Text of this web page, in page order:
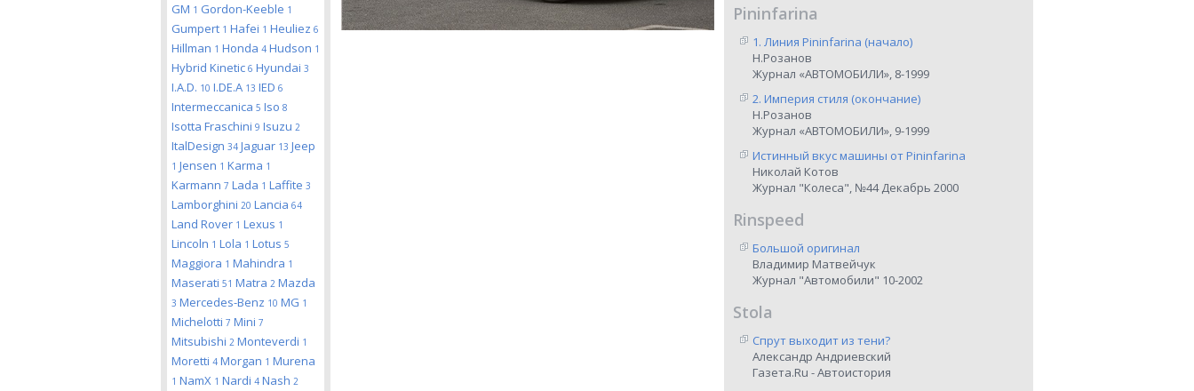
GM 1 Gordon-Keeble 1
Gumpert 1 Hafei 1 Heuliez 6
Hillman 1 Honda 4 Hudson 1
Hybrid Kinetic 6 Hyundai 3
I.A.D. 10 I.DE.A 13 IED 6
Intermeccanica 5 Iso 8
Isotta Fraschini 9 Isuzu 2
ItalDesign 34 Jaguar 13 Jeep
1 Jensen 1 Karma 1
Karmann 7 Lada 1 Laffite 3
Lamborghini 20 Lancia 64
Land Rover 1 Lexus 1
Lincoln 1 Lola 1 Lotus 5
Maggiora 1 Mahindra 1
Maserati 51 Matra 2 Mazda
3 Mercedes-Benz 10 MG 1
Michelotti 7 Mini 7
Mitsubishi 2 Monteverdi 1
Moretti 4 Morgan 1 Murena
1 NamX 1 Nardi 4 Nash 2
Pininfarina
1. Линия Pininfarina (начало)
Н.Розанов
Журнал «АВТОМОБИЛИ», 8-1999
2. Империя стиля (окончание)
Н.Розанов
Журнал «АВТОМОБИЛИ», 9-1999
Истинный вкус машины от Pininfarina
Николай Котов
Журнал "Колеса", №44 Декабрь 2000
Rinspeed
Большой оригинал
Владимир Матвейчук
Журнал "Автомобили" 10-2002
Stola
Спрут выходит из тени?
Александр Андриевский
Газета.Ru - Автоистория